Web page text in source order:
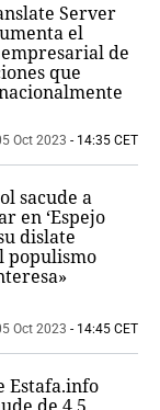
Server
el
de
que
Oct 2023 - 14:35 CET
sacude a
en ‘Espejo
dislate
populismo
Oct 2023 - 14:45 CET
Estafa.info